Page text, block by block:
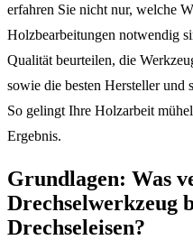
erfahren Sie nicht nur, welche
Holzbearbeitungen notwendig
Qualität beurteilen, die
sowie die besten Hersteller und
So gelingt Ihre Holzarbeit
Ergebnis.
Grundlagen: Was
Drechselwerkzeug
Drechseleisen?